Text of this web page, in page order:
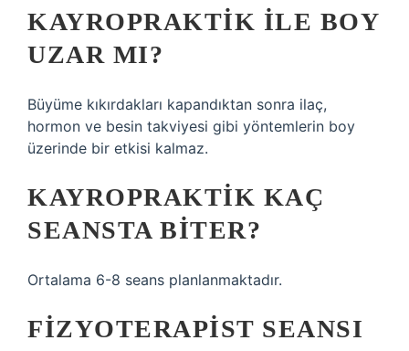
KAYROPRAKTIK ILE BOY
UZAR MI?
Büyüme kıkırdakları kapandıktan sonra ilaç,
hormon ve besin takviyesi gibi yöntemlerin boy
üzerinde bir etkisi kalmaz.
KAYROPRAKTIK KAÇ
SEANSTA BITER?
Ortalama 6-8 seans planlanmaktadır.
FIZYOTERAPIST SEANSI